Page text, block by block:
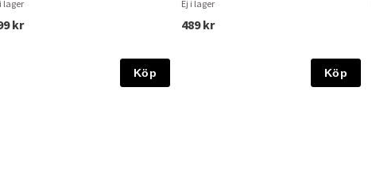
lager
kr
Köp
Ej i lager
489 kr
Köp